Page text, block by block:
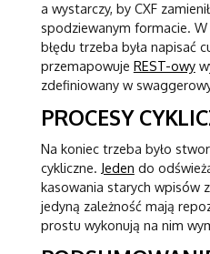
a wystarczy, by CXF
spodziewanym formacie.
błędu trzeba była napisać
przemapowuje REST-owy
zdefiniowany w
PROCESY
Na koniec trzeba było
cykliczne. Jeden do
kasowania starych wpisów
jedyną zależność mają
prostu wykonują na nim